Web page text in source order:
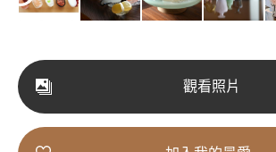
觀看照片